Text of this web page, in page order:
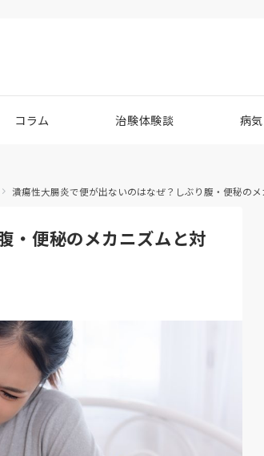
コラム 治験体験談 病
潰瘍性大腸炎で便が出ないのはなぜ？しぶり腹・便秘の
・便秘のメカニズムと対